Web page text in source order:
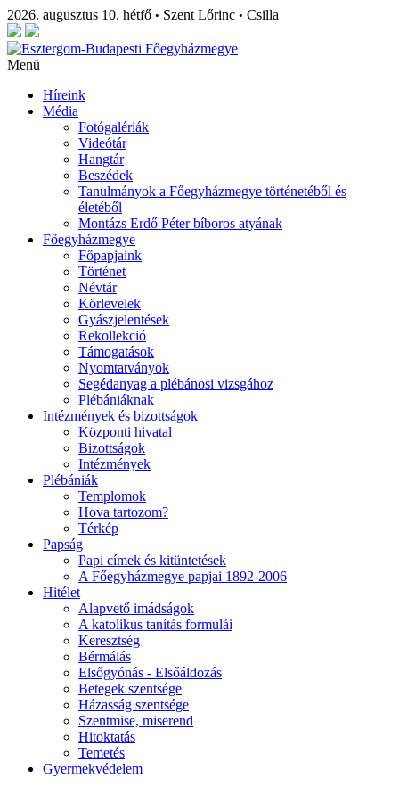
2026. augusztus 10. hétfő • Szent Lőrinc • Csilla
Menü
Híreink
Média
Fotógalériák
Videótár
Hangtár
Beszédek
Tanulmányok a Főegyházmegye történetéből és
életéből
Montázs Erdő Péter bíboros atyának
Főegyházmegye
Főpapjaink
Történet
Névtár
Körlevelek
Gyászjelentések
Rekollekció
Támogatások
Nyomtatványok
Segédanyag a plébánosi vizsgához
Plébániáknak
Intézmények és bizottságok
Központi hivatal
Bizottságok
Intézmények
Plébániák
Templomok
Hova tartozom?
Térkép
Papság
Papi címek és kitüntetések
A Főegyházmegye papjai 1892-2006
Hitélet
Alapvető imádságok
A katolikus tanítás formulái
Keresztség
Bérmálás
Elsőgyónás - Elsőáldozás
Betegek szentsége
Házasság szentsége
Szentmise, miserend
Hitoktatás
Temetés
Gyermekvédelem